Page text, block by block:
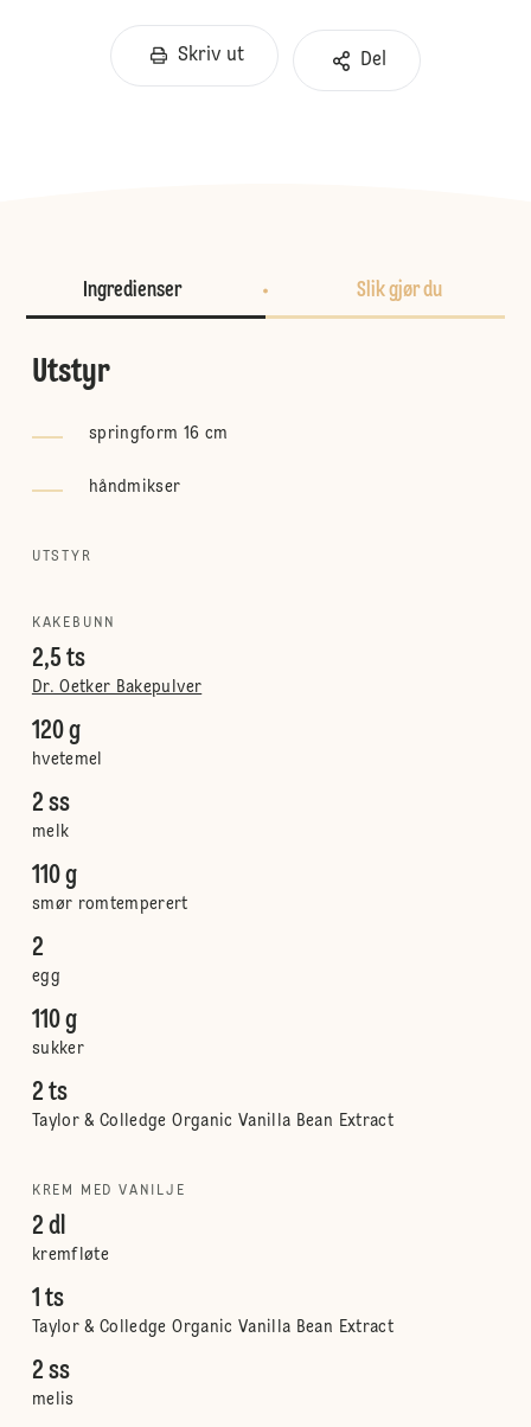
Skriv ut Del
Ingredienser Slik gjør du
Utstyr
springform 16 cm
håndmikser
UTSTYR
KAKEBUNN
2,5 ts
Dr. Oetker Bakepulver
120 g
hvetemel
2 ss
melk
110 g
smør romtemperert
2
egg
110 g
sukker
2 ts
Taylor & Colledge Organic Vanilla Bean Extract
KREM MED VANILJE
2 dl
kremfløte
1 ts
Taylor & Colledge Organic Vanilla Bean Extract
2 ss
melis